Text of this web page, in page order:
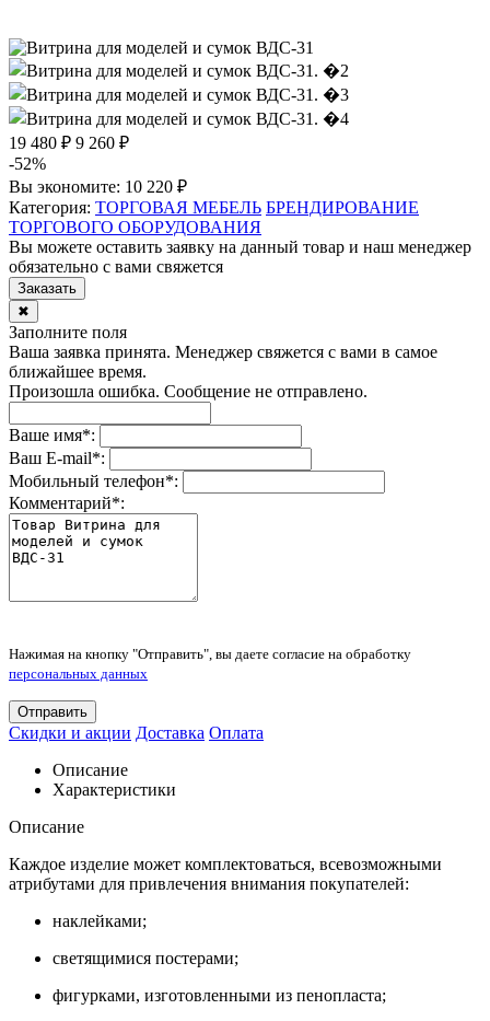
19 480 ₽ 9 260 ₽
-52%
Вы экономите: 10 220 ₽
Категория: ТОРГОВАЯ МЕБЕЛЬ БРЕНДИРОВАНИЕ
ТОРГОВОГО ОБОРУДОВАНИЯ
Вы можете оставить заявку на данный товар и наш менеджер
обязательно с вами свяжется
Заказать
✖
Заполните поля
Ваша заявка принята. Менеджер свяжется с вами в самое
ближайшее время.
Произошла ошибка. Сообщение не отправлено.
Ваше имя*:
Ваш E-mail*:
Мобильный телефон*:
Комментарий*:
Нажимая на кнопку "Отправить", вы даете согласие на обработку
персональных данных
Отправить
Скидки и акции Доставка Оплата
Описание
Характеристики
Описание
Каждое изделие может комплектоваться, всевозможными
атрибутами для привлечения внимания покупателей:
наклейками;
светящимися постерами;
фигурками, изготовленными из пенопласта;